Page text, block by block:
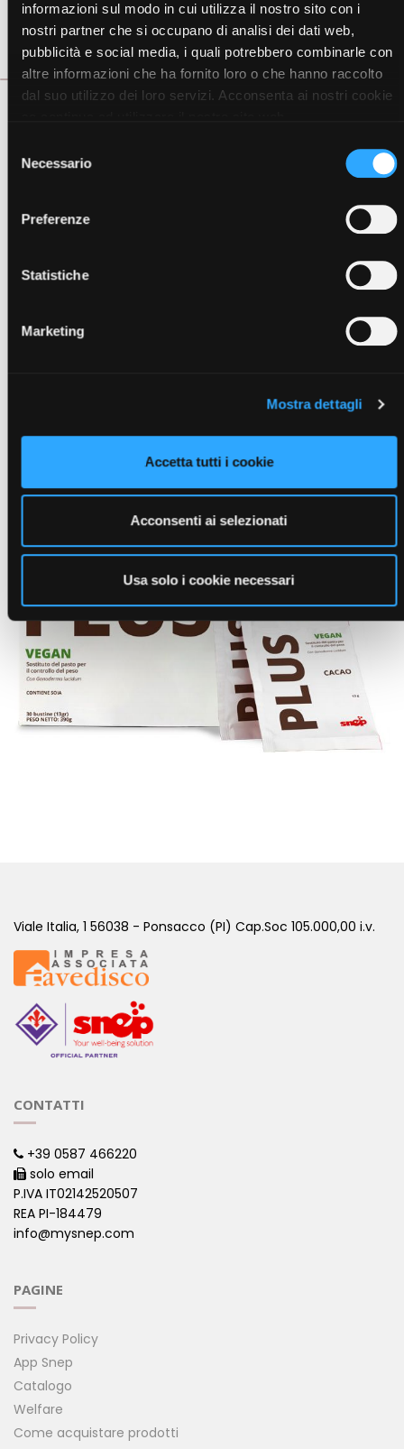
informazioni sul modo in cui utilizza il nostro sito con i
nostri partner che si occupano di analisi dei dati web,
pubblicità e social media, i quali potrebbero combinarle con
altre informazioni che ha fornito loro o che hanno raccolto
dal suo utilizzo dei loro servizi. Acconsenta ai nostri cookie
delNecessario
Preferenze
Statistiche
Marketing
Mostra dettagli
Accetta tutti i cookie
Acconsenti ai selezionati
Usa solo i cookie necessari
Certificazioni
Scheda Tecnica
fornisce un
apporto equilibrato di proteine, vitamine e
Visualizza articoli della stessa
Viale Italia, 1 56038 - Ponsacco (PI) Cap.Soc 105.000,00 i.v.
CONTATTI
+39 0587 466220
solo email
P.IVA IT02142520507
REA PI-184479
info@mysnep.com
PAGINE
Privacy Policy
App Snep
Catalogo
Welfare
Come acquistare prodotti